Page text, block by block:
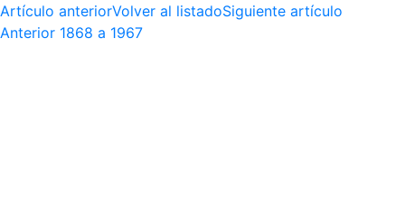
Artículo anteriorVolver al listadoSiguiente artículo
Anterior 1868 a 1967